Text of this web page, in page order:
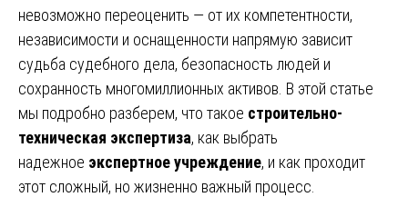
невозможно переоценить — от их компетентности,
независимости и оснащенности напрямую зависит
судьба судебного дела, безопасность людей и
сохранность многомиллионных активов. В этой статье
мы подробно разберем, что такое строительно-
техническая экспертиза, как выбрать
надежное экспертное учреждение, и как проходит
этот сложный, но жизненно важный процесс.